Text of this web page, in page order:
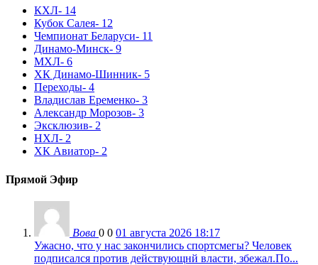
КХЛ- 14
Кубок Салея- 12
Чемпионат Беларуси- 11
Динамо-Минск- 9
МХЛ- 6
ХК Динамо-Шинник- 5
Переходы- 4
Владислав Еременко- 3
Александр Морозов- 3
Эксклюзив- 2
НХЛ- 2
ХК Авиатор- 2
Прямой Эфир
Вова 0 0 01 августа 2026 18:17
Ужасно, что у нас закончились спортсмегы? Человек
подписался против действующнй власти, збежал.По...